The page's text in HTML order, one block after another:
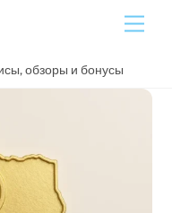
обзоры и бонусы